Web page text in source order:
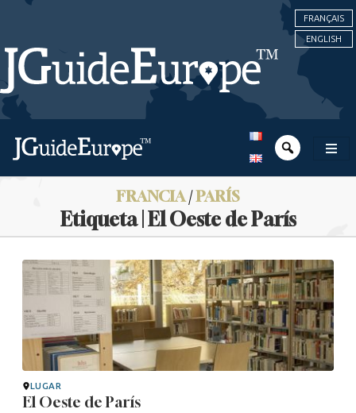
FRANÇAIS
ENGLISH
FRANCIA/PARÍS
Etiqueta | El Oeste de París
LUGAR
El Oeste de París